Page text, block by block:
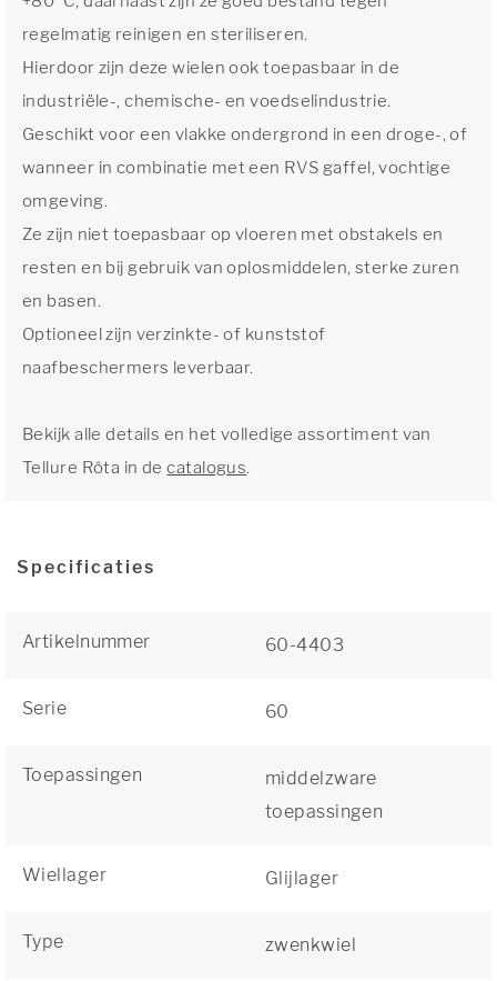
regelmatig reinigen en steriliseren.
Hierdoor zijn deze wielen ook toepasbaar in de
industriële-, chemische- en voedselindustrie.
Geschikt voor een vlakke ondergrond in een droge-, of
wanneer in combinatie met een RVS gaffel, vochtige
omgeving.
Ze zijn niet toepasbaar op vloeren met obstakels en
resten en bij gebruik van oplosmiddelen, sterke zuren
en basen.
Optioneel zijn verzinkte- of kunststof
naafbeschermers leverbaar.
Bekijk alle details en het volledige assortiment van
Tellure Rôta in decatalogus.
Specificaties
Artikelnummer 60-4403
Serie 60
Toepassingen
middelzware
toepassingen
Wiellager Glijlager
Type zwenkwiel